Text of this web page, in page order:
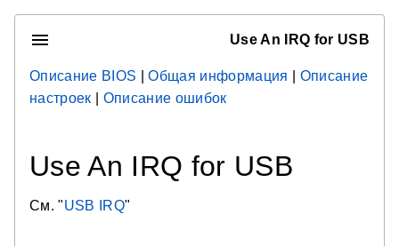
Use An IRQ for USB
Описание BIOS |Общая информация
Описание
настроек
Описание ошибок
Use An IRQ for USB
См. "USB IRQ"